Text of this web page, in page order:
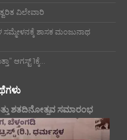
ವಿಲೇವಾರಿ
ಶಾಸಕ ಮಂಜುನಾಥ
ಆಗಸ್ಟ್ 1ಕ್ಕೆ...
ಶತದಿನೋತ್ಸವ ಸಮಾರಂಭ